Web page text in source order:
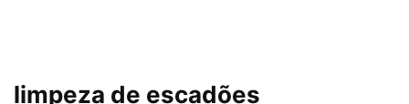
limpeza de escadões